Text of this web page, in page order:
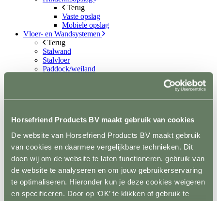
Horsefriend Products BV maakt gebruik van cookies
De website van Horsefriend Products BV maakt gebruik
van cookies en daarmee vergelijkbare technieken. Dit
doen wij om de website te laten functioneren, gebruik van
de website te analyseren en om jouw gebruikerservaring
te optimaliseren. Hieronder kun je deze cookies weigeren
en specificeren. Door op ‘OK’ te klikken of gebruik te
Terug
Vaste opslag
Mobiele opslag
Vloer- en Wandsystemen
Terug
Stalwand
Stalvloer
Paddock/weiland
Horsefloor gietvloer
Ontvetten / lijmen / Kitten
Sale
Contact
+31(0)546 639 000
info@horsefriend.nl
Webshop home
Conditie en gezondheid Supplementen en